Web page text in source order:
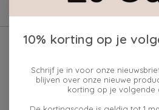
10% korting op je
Schrijf je in voor onze
blijven over onze nieuwe
korting op je volgende